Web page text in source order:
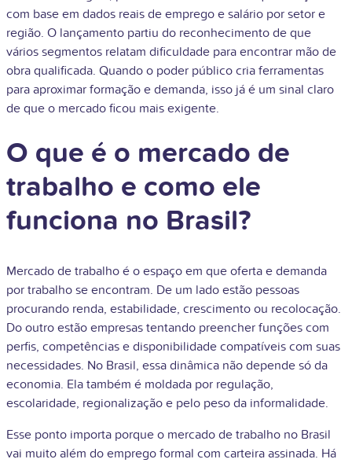
com base em dados reais de emprego e salário por setor e
região. O lançamento partiu do reconhecimento de que
vários segmentos relatam dificuldade para encontrar mão de
obra qualificada. Quando o poder público cria ferramentas
para aproximar formação e demanda, isso já é um sinal claro
de que o mercado ficou mais exigente.
O que é o mercado de
trabalho e como ele
funciona no Brasil?
Mercado de trabalho é o espaço em que oferta e demanda
por trabalho se encontram. De um lado estão pessoas
procurando renda, estabilidade, crescimento ou recolocação.
Do outro estão empresas tentando preencher funções com
perfis, competências e disponibilidade compatíveis com suas
necessidades. No Brasil, essa dinâmica não depende só da
economia. Ela também é moldada por regulação,
escolaridade, regionalização e pelo peso da informalidade.
Esse ponto importa porque o mercado de trabalho no Brasil
vai muito além do emprego formal com carteira assinada. Há